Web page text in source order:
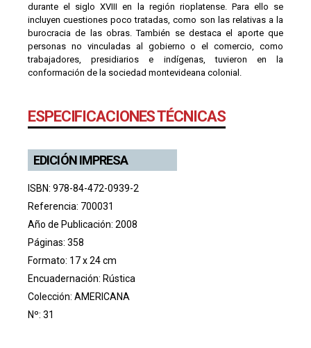
durante el siglo XVIII en la región rioplatense. Para ello se
incluyen cuestiones poco tratadas, como son las relativas a la
burocracia de las obras. También se destaca el aporte que
personas no vinculadas al gobierno o el comercio, como
trabajadores, presidiarios e indígenas, tuvieron en la
conformación de la sociedad montevideana colonial.
ESPECIFICACIONES TÉCNICAS
EDICIÓN IMPRESA
ISBN: 978-84-472-0939-2
Referencia: 700031
Año de Publicación: 2008
Páginas: 358
Formato: 17 x 24 cm
Encuadernación: Rústica
Colección: AMERICANA
Nº: 31